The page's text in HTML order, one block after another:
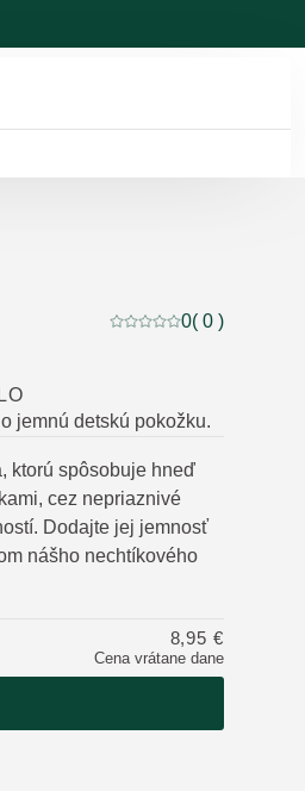
Aktuálne hodnotenie:
0( 0 )
jemnú detskú pokožku.
ktorú spôsobuje hneď
cez nepriaznivé
Dodajte jej jemnosť
nášho nechtíkového
Cena vrátane dane
8,95 €